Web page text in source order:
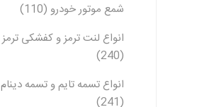
شمع موتور خودرو (110)
انواع لنت ترمز و کفشکی ترمز
(240)
انواع تسمه تایم و تسمه دینام
(241)